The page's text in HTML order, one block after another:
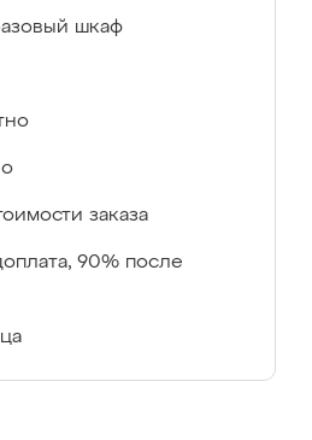
шкаф
заказа
90% после